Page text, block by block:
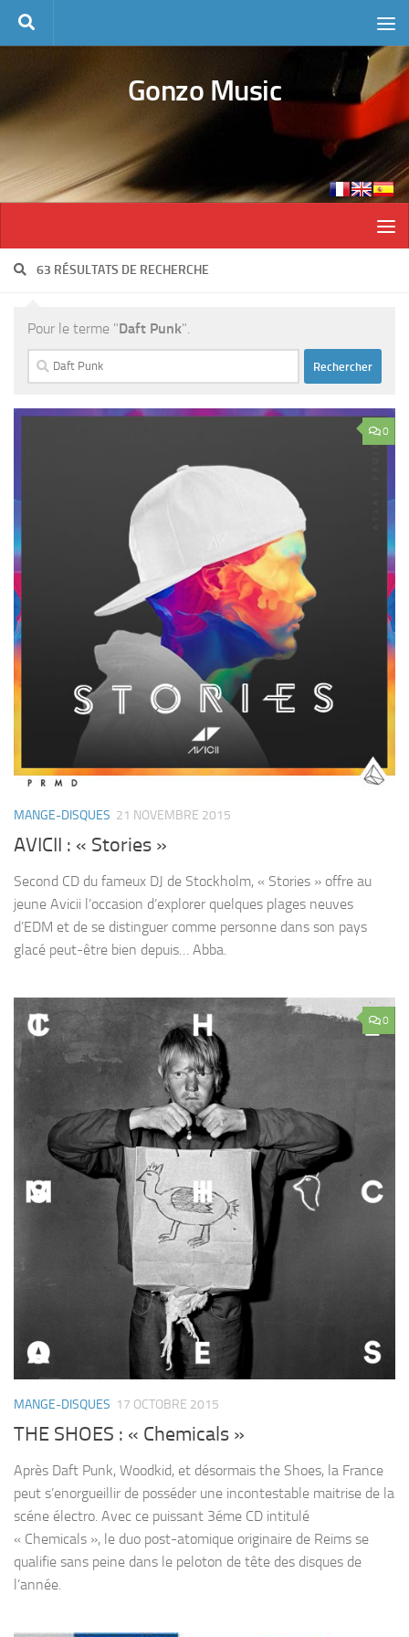
Skip to content
Gonzo Music
63 RÉSULTATS DE RECHERCHE
Pour le terme "Daft Punk".
Rechercher :
0
MANGE-DISQUES 21 NOVEMBRE 2015
AVICII : « Stories »
Second CD du fameux DJ de Stockholm, « Stories » offre au
jeune Avicii l’occasion d’explorer quelques plages neuves
d’EDM et de se distinguer comme personne dans son pays
glacé peut-être bien depuis… Abba.
0
MANGE-DISQUES 17 OCTOBRE 2015
THE SHOES : « Chemicals »
Après Daft Punk, Woodkid, et désormais the Shoes, la France
peut s’enorgueillir de posséder une incontestable maitrise de la
scéne électro. Avec ce puissant 3éme CD intitulé
« Chemicals », le duo post-atomique originaire de Reims se
qualifie sans peine dans le peloton de tête des disques de
l’année.